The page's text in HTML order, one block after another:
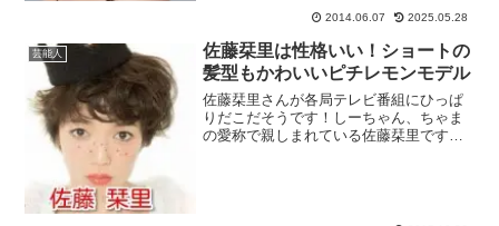
2014.06.07 2025.05.28
芸能人
佐藤栞里は性格いい！ショートの
髪型もかわいいピチレモンモデル
佐藤栞里さんが各局テレビ番組にひっぱ
りだこだそうです！しーちゃん、ちゃま
の愛称で親しまれている佐藤栞里です